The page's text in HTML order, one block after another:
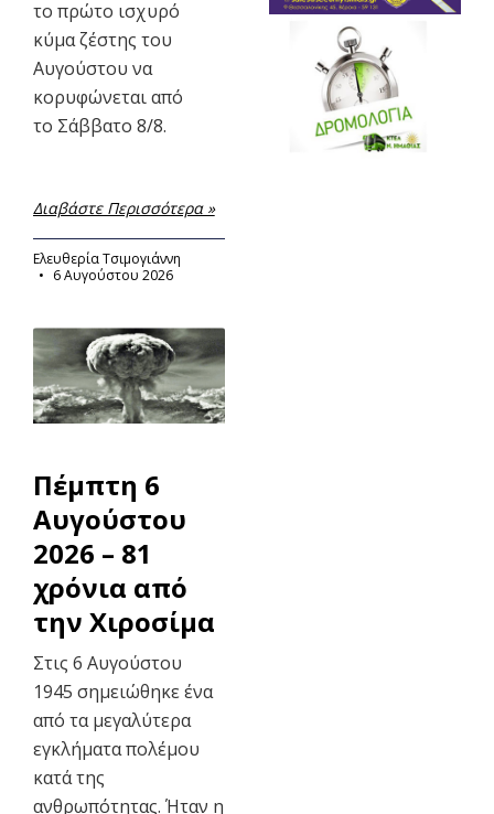
το πρώτο ισχυρό
κύμα ζέστης του
Αυγούστου να
κορυφώνεται από
το Σάββατο 8/8.
Διαβάστε Περισσότερα »
Ελευθερία Τσιμογιάννη
6 Αυγούστου 2026
Πέμπτη 6
Αυγούστου
2026 – 81
χρόνια από
την Χιροσίμα
Στις 6 Αυγούστου
1945 σημειώθηκε ένα
από τα μεγαλύτερα
εγκλήματα πολέμου
κατά της
ανθρωπότητας. Ήταν η